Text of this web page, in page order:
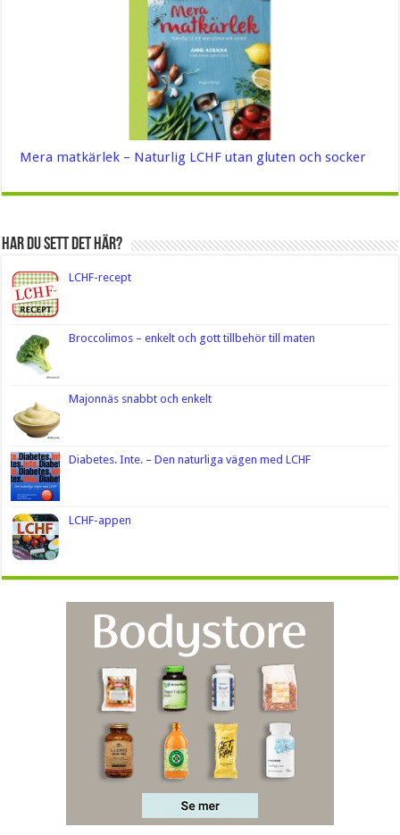
Mera matkärlek – Naturlig LCHF utan gluten och socker
Har du sett det här?
LCHF-recept
Broccolimos – enkelt och gott tillbehör till maten
Majonnäs snabbt och enkelt
Diabetes. Inte. – Den naturliga vägen med LCHF
LCHF-appen